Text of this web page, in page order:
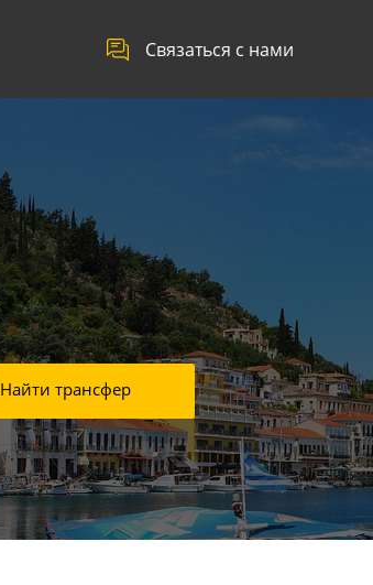
Связаться с нами
Найти трансфер